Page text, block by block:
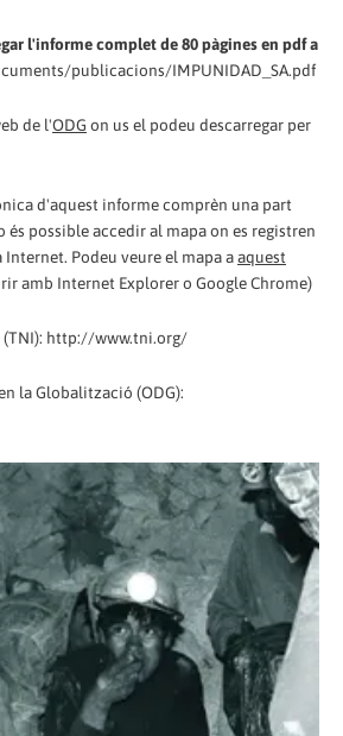
l'informe complet de 80 pàgines en pdf a
publicacions/IMPUNIDAD_SA.pdf
de l'ODG on us el podeu descarregar per
d'aquest informe comprèn una part
és possible accedir al mapa on es registren
Internet. Podeu veure el mapa aaquest
amb Internet Explorer o Google Chrome)
http://www.tni.org/
la Globalització (ODG):